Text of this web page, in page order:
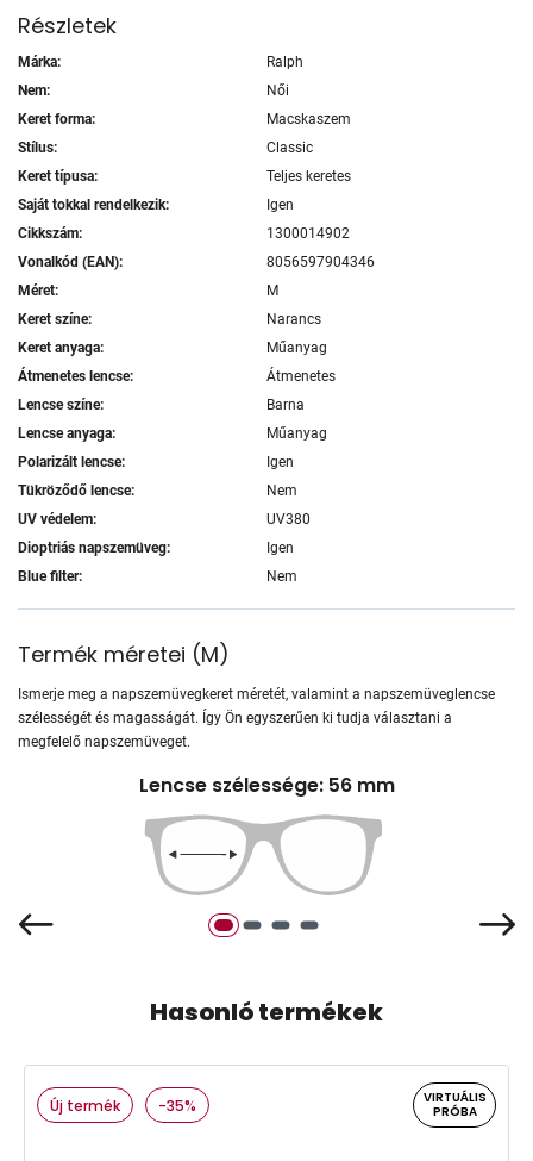
Részletek
Márka:
Ralph
Nem:
Női
Keret forma:
Macskaszem
Stílus:
Classic
Keret típusa:
Teljes keretes
Saját tokkal rendelkezik:
Igen
Cikkszám:
1300014902
Vonalkód (EAN):
8056597904346
Méret:
M
Keret színe:
Narancs
Keret anyaga:
Műanyag
Átmenetes lencse:
Átmenetes
Lencse színe:
Barna
Lencse anyaga:
Műanyag
Polarizált lencse:
Igen
Tükröződő lencse:
Nem
UV védelem:
UV380
Dioptriás napszemüveg:
Igen
Blue filter:
Nem
Termék méretei (M)
Ismerje meg a napszemüvegkeret méretét, valamint a napszemüveglencse
szélességét és magasságát. Így Ön egyszerűen ki tudja választani a
megfelelő napszemüveget.
Lencse szélessége: 56 mm
Hasonló termékek
Új termék -35%
VIRTUÁLIS
PRÓBA